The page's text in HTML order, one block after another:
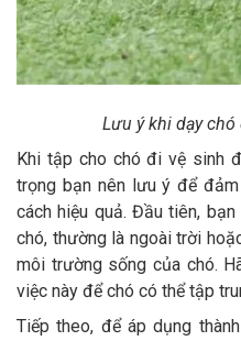
Lưu ý khi dạy
Khi tập cho chó đi vệ sinh
trọng bạn nên lưu ý để
cách hiệu quả. Đầu tiên,
chó, thường là ngoài trời
môi trường sống của chó.
việc này để chó có thể tập
Tiếp theo, để áp dụng